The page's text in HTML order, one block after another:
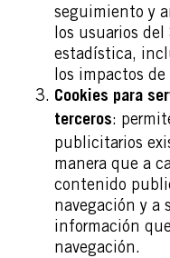
seguimiento y
los usuarios
estadística,
los impactos
Cookies para
terceros:
publicitarios
manera que a
contenido
navegación y a
información
navegación.